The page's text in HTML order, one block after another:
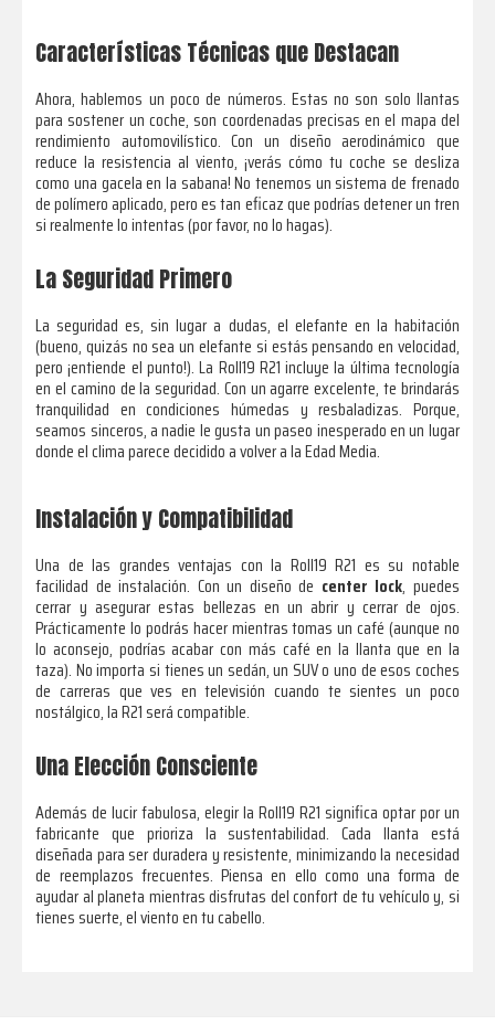
Características Técnicas que Destacan
Ahora, hablemos un poco de números. Estas no son solo llantas
para sostener un coche, son coordenadas precisas en el mapa del
rendimiento automovilístico. Con un diseño aerodinámico que
reduce la resistencia al viento, ¡verás cómo tu coche se desliza
como una gacela en la sabana! No tenemos un sistema de frenado
de polímero aplicado, pero es tan eficaz que podrías detener un tren
si realmente lo intentas (por favor, no lo hagas).
La Seguridad Primero
La seguridad es, sin lugar a dudas, el elefante en la habitación
(bueno, quizás no sea un elefante si estás pensando en velocidad,
pero ¡entiende el punto!). La Roll19 R21 incluye la última tecnología
en el camino de la seguridad. Con un agarre excelente, te brindarás
tranquilidad en condiciones húmedas y resbaladizas. Porque,
seamos sinceros, a nadie le gusta un paseo inesperado en un lugar
donde el clima parece decidido a volver a la Edad Media.
Instalación y Compatibilidad
Una de las grandes ventajas con la Roll19 R21 es su notable
facilidad de instalación. Con un diseño de center lock, puedes
cerrar y asegurar estas bellezas en un abrir y cerrar de ojos.
Prácticamente lo podrás hacer mientras tomas un café (aunque no
lo aconsejo, podrías acabar con más café en la llanta que en la
taza). No importa si tienes un sedán, un SUV o uno de esos coches
de carreras que ves en televisión cuando te sientes un poco
nostálgico, la R21 será compatible.
Una Elección Consciente
Además de lucir fabulosa, elegir la Roll19 R21 significa optar por un
fabricante que prioriza la sustentabilidad. Cada llanta está
diseñada para ser duradera y resistente, minimizando la necesidad
de reemplazos frecuentes. Piensa en ello como una forma de
ayudar al planeta mientras disfrutas del confort de tu vehículo y, si
tienes suerte, el viento en tu cabello.